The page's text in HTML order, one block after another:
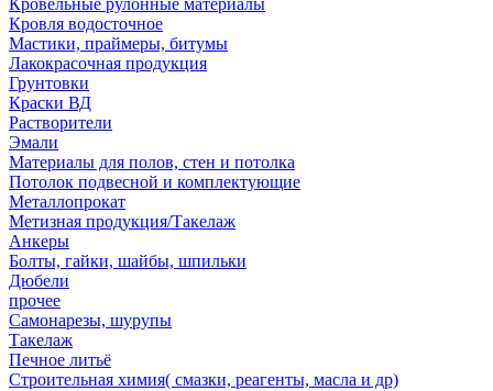
Кровельные рулонные материалы
Кровля водосточное
Мастики, праймеры, битумы
Лакокрасочная продукция
Грунтовки
Краски ВД
Растворители
Эмали
Материалы для полов, стен и потолка
Потолок подвесной и комплектующие
Металлопрокат
Метизная продукция/Такелаж
Анкеры
Болты, гайки, шайбы, шпильки
Дюбели
прочее
Самонарезы, шурупы
Такелаж
Печное литьё
Строительная химия( смазки, реагенты, масла и др)